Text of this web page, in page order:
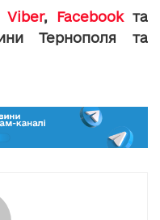
Viber, Facebookта
Тернополя та